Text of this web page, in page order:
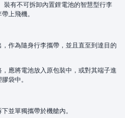
裝有不可拆卸內置鋰電池的智慧型行李
上飛機。
作為隨身行李攜帶，並且直至到達目的
應將電池放入原包裝中，或對其端子進
袋中。
並單獨攜帶於機艙內。